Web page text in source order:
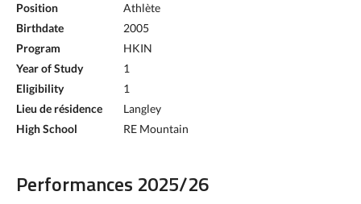
Position
Athlète
Birthdate
2005
Program
HKIN
Year of Study
1
Eligibility
1
Lieu de résidence
Langley
High School
RE Mountain
Performances 2025/26